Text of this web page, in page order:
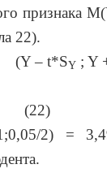
признака
22).
(Y – t*SY ; Y
(22)
2) =